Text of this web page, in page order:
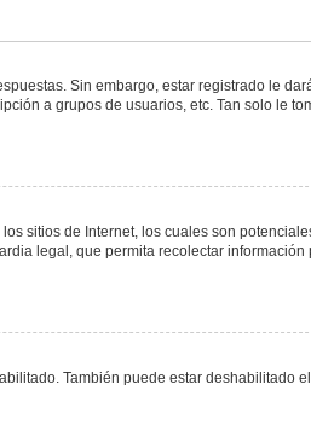
Sin embargo, estar registrado le
a grupos de usuarios, etc. Tan solo le
sitios de Internet, los cuales son
legal, que permita recolectar información
También puede estar deshabilitado